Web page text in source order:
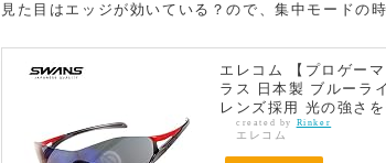
見た目はエッジが効いている？ので、集中モードの時
エレコム 【プロゲー
ラス 日本製 ブルーラ
レンズ採用 光の強さ
created by Rinker
エレコム